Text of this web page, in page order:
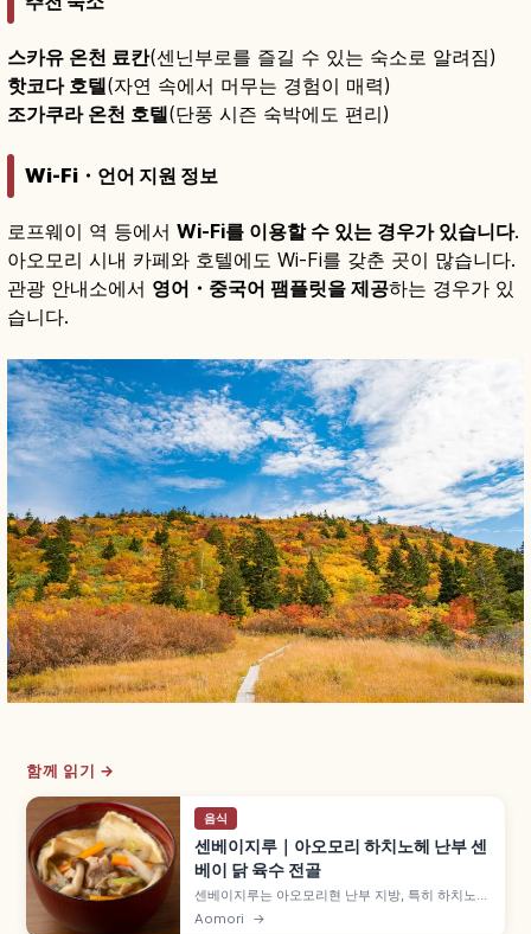
스카유 온천 료칸(센닌부로를 즐길 수 있는 숙소로 알려짐)
핫코다 호텔(자연 속에서 머무는 경험이 매력)
조가쿠라 온천 호텔(단풍 시즌 숙박에도 편리)
Wi-Fi・언어 지원 정보
로프웨이 역 등에서 Wi-Fi를 이용할 수 있는 경우가 있습니다.
아오모리 시내 카페와 호텔에도 Wi-Fi를 갖춘 곳이 많습니다.
관광 안내소에서 영어・중국어 팸플릿을 제공하는 경우가 있
습니다.
함께 읽기 →
음식
센베이지루｜아오모리 하치노헤 난부 센
베이 닭 육수 전골
센베이지루는 아오모리현 난부 지방, 특히 하치노헤
시의 향토 전골로, 닭 육수 간장 국물에 전골 전용
Aomori →